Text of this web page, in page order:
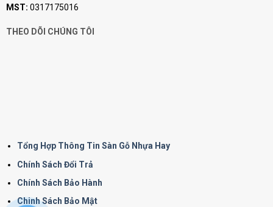
MST: 0317175016
THEO DÕI CHÚNG TÔI
Tổng Hợp Thông Tin Sàn Gỗ Nhựa Hay
Chính Sách Đổi Trả
Chính Sách Bảo Hành
Chinh Sách Bảo Mật